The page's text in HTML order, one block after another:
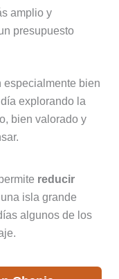
amplio y
presupuesto
especialmente bien
explorando la
bien valorado y
reducir
isla grande
algunos de los